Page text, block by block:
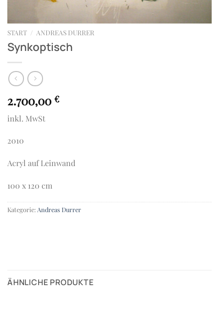
START / ANDREAS DURRER
Synkoptisch
2.700,00 €
inkl. MwSt
2010
Acryl auf Leinwand
100 x 120 cm
Kategorie: Andreas Durrer
ÄHNLICHE PRODUKTE